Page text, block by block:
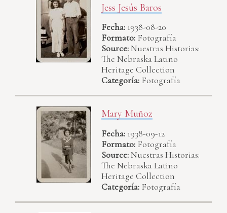
Jess Jesús Baros
Fecha: 1938-08-20
Formato: Fotografía
Source:Nuestras Historias:
The Nebraska Latino
Heritage Collection
Categoría: Fotografía
Mary Muñoz
Fecha: 1938-09-12
Formato: Fotografía
Source:Nuestras Historias:
The Nebraska Latino
Heritage Collection
Categoría: Fotografía